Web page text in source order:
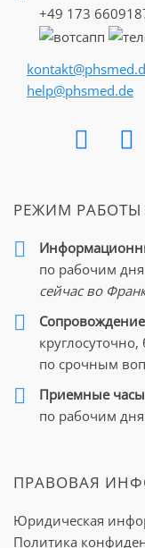
+49 173
help@phsmed.de
РЕЖИМ
по рабочим
сейчас во
по срочным
Приемные
по рабочим
ПРАВОВАЯ
Юридическая
Политика